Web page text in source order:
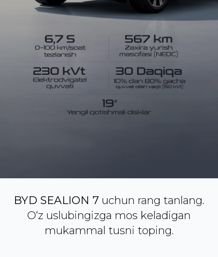
BYD SEALION 7 uchun rang tanlang.
O‘z uslubingizga mos keladigan
mukammal tusni toping.